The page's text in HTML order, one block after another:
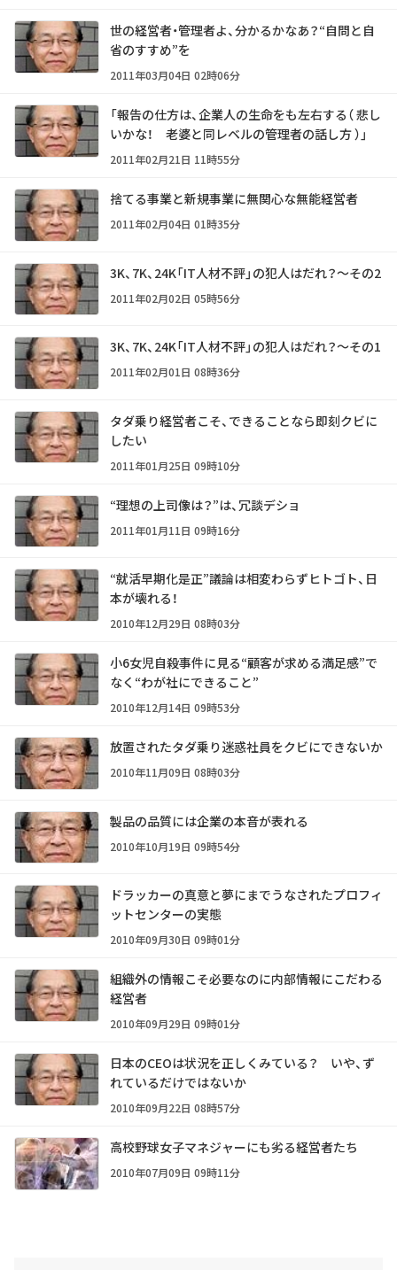
世の経営者・管理者よ、分かるかなあ？“自問と自
省のすすめ”を
2011年03月04日 02時06分
「報告の仕方は、企業人の生命をも左右する（ 悲し
いかな！ 老婆と同レベルの管理者の話し方 ）」
2011年02月21日 11時55分
捨てる事業と新規事業に無関心な無能経営者
2011年02月04日 01時35分
3K、7K、24K「IT人材不評」の犯人はだれ？～その2
2011年02月02日 05時56分
3K、7K、24K「IT人材不評」の犯人はだれ？～その1
2011年02月01日 08時36分
タダ乗り経営者こそ、できることなら即刻クビに
したい
2011年01月25日 09時10分
“理想の上司像は？”は、冗談デショ
2011年01月11日 09時16分
“就活早期化是正”議論は相変わらずヒトゴト、日
本が壊れる！
2010年12月29日 08時03分
小6女児自殺事件に見る“顧客が求める満足感”で
なく“わが社にできること”
2010年12月14日 09時53分
放置されたタダ乗り迷惑社員をクビにできないか
2010年11月09日 08時03分
製品の品質には企業の本音が表れる
2010年10月19日 09時54分
ドラッカーの真意と夢にまでうなされたプロフィ
ットセンターの実態
2010年09月30日 09時01分
組織外の情報こそ必要なのに内部情報にこだわる
経営者
2010年09月29日 09時01分
日本のCEOは状況を正しくみている？ いや、ず
れているだけではないか
2010年09月22日 08時57分
高校野球女子マネジャーにも劣る経営者たち
2010年07月09日 09時11分